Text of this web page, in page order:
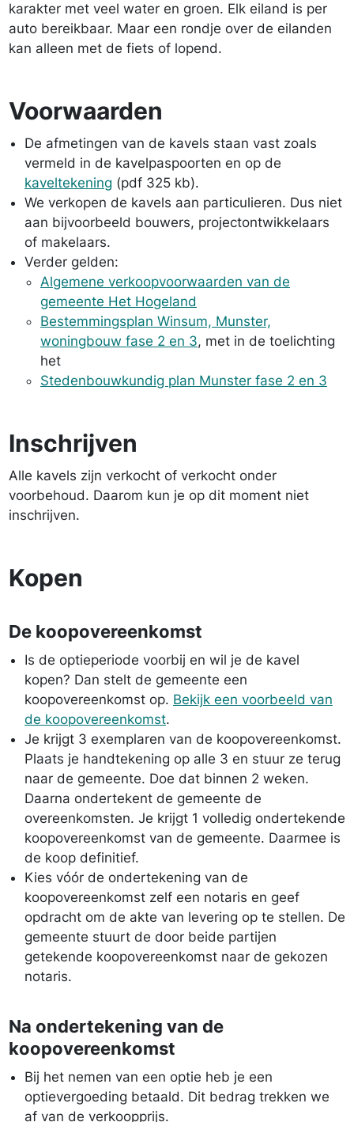
karakter met veel water en groen. Elk eiland is per
auto bereikbaar. Maar een rondje over de eilanden
kan alleen met de fiets of lopend.
Voorwaarden
De afmetingen van de kavels staan vast zoals
vermeld in de kavelpaspoorten en op de
kaveltekening (pdf 325 kb).
We verkopen de kavels aan particulieren. Dus niet
aan bijvoorbeeld bouwers, projectontwikkelaars
of makelaars.
Verder gelden:
Algemene verkoopvoorwaarden van de
gemeente Het Hogeland
Bestemmingsplan Winsum, Munster,
woningbouw fase 2 en 3, met in de toelichting
het
Stedenbouwkundig plan Munster fase 2 en 3
Inschrijven
Alle kavels zijn verkocht of verkocht onder
voorbehoud. Daarom kun je op dit moment niet
inschrijven.
Kopen
De koopovereenkomst
Is de optieperiode voorbij en wil je de kavel
kopen? Dan stelt de gemeente een
koopovereenkomst op. Bekijk een voorbeeld van
de koopovereenkomst.
Je krijgt 3 exemplaren van de koopovereenkomst.
Plaats je handtekening op alle 3 en stuur ze terug
naar de gemeente. Doe dat binnen 2 weken.
Daarna ondertekent de gemeente de
overeenkomsten. Je krijgt 1 volledig ondertekende
koopovereenkomst van de gemeente. Daarmee is
de koop definitief.
Kies vóór de ondertekening van de
koopovereenkomst zelf een notaris en geef
opdracht om de akte van levering op te stellen. De
gemeente stuurt de door beide partijen
getekende koopovereenkomst naar de gekozen
notaris.
Na ondertekening van de
koopovereenkomst
Bij het nemen van een optie heb je een
optievergoeding betaald. Dit bedrag trekken we
af van de verkoopprijs.